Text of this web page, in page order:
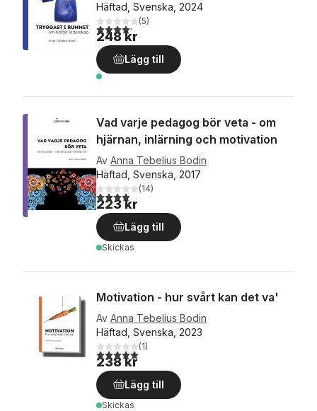
Häftad, Svenska, 2024
4,2utav 5 stjärnor. Totalt antal röster:
(5)
248 kr
Lägg till
Vad varje pedagog bör veta - om
hjärnan, inlärning och motivation
Av Anna Tebelius Bodin
Häftad, Svenska, 2017
3,9utav 5 stjärnor. Totalt antal röster:
(14)
223 kr
Lägg till
Skickas
Motivation - hur svårt kan det va'
Av Anna Tebelius Bodin
Häftad, Svenska, 2023
5,0utav 5 stjärnor. Totalt antal röster:
(1)
238 kr
Lägg till
Skickas